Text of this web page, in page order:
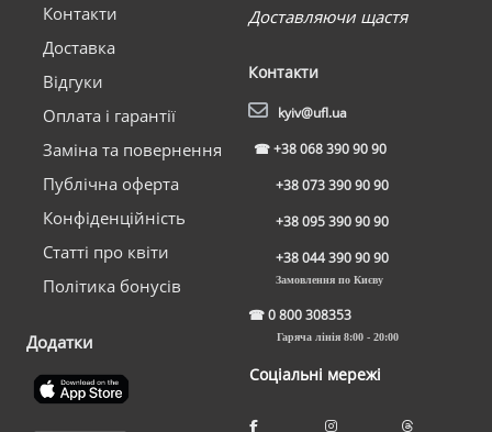
Контакти
Доставка
Відгуки
Оплата і гарантії
Заміна та повернення
Публічна оферта
Конфіденційність
Статті про квіти
Політика бонусів
Додатки
Доставляючи щастя
Контакти
kyiv@ufl.ua
☎+38 068 390 90 90
+38 073 390 90 90
+38 095 390 90 90
+38 044 390 90 90
Замовлення по Києву
☎0 800 308353
Гаряча лінія 8:00 - 20:00
Соціальні мережі